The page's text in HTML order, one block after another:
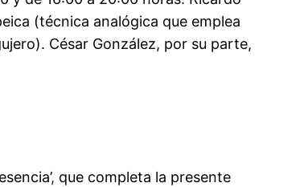
(técnica analógica que emplea
César González, por su parte,
que completa la presente